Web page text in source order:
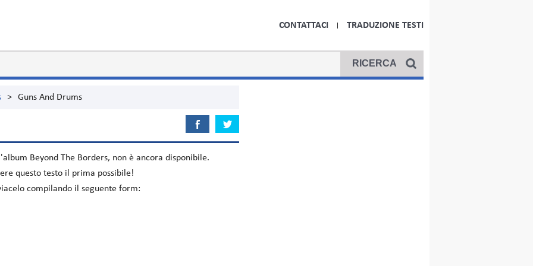
CONTATTACI TRADUZIONE TESTI
> Guns And Drums
Beyond The Borders, non è ancora disponibile.
questo testo il prima possibile!
compilando il seguente form: